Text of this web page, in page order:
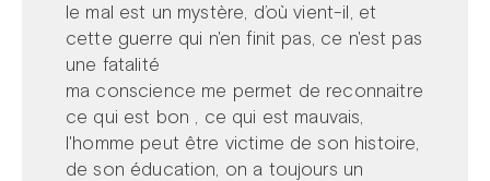
le mal est un mystère, d’où vient-il, et
cette guerre qui n'en finit pas, ce n'est pas
une fatalité
ma conscience me permet de reconnaitre
ce qui est bon , ce qui est mauvais,
l'homme peut être victime de son histoire,
de son éducation, on a toujours un